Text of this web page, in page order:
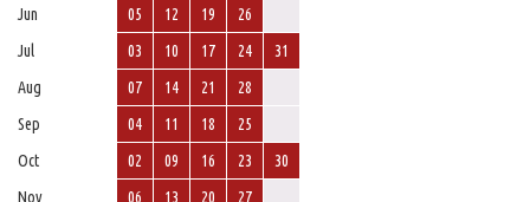
Jun
05 12 19
26
Jul
03 10 17 24
31
Aug
07 14 21
28
Sep
04 11 18
25
Oct
02 09 16 23
30
Nov
06 13 20
27